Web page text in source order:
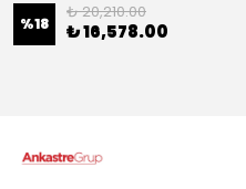
%18
₺ 20,210.00
₺ 16,578.00